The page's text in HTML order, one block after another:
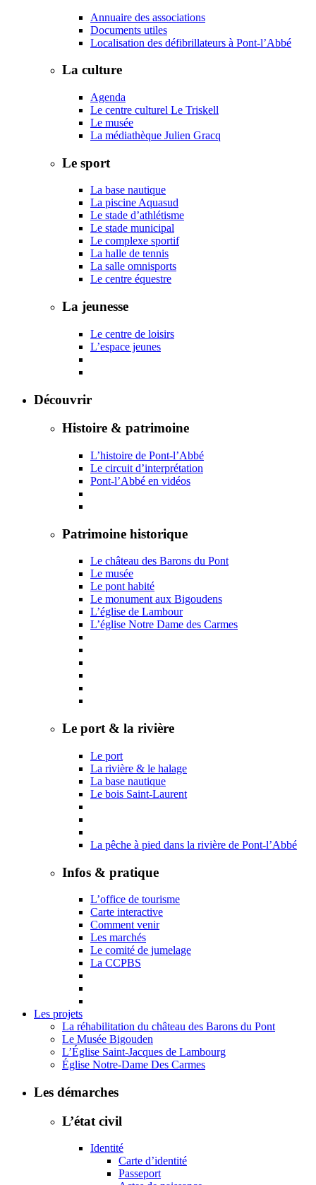
Annuaire des associations
Documents utiles
Localisation des défibrillateurs à Pont-l’Abbé
La culture
Agenda
Le centre culturel Le Triskell
Le musée
La médiathèque Julien Gracq
Le sport
La base nautique
La piscine Aquasud
Le stade d’athlétisme
Le stade municipal
Le complexe sportif
La halle de tennis
La salle omnisports
Le centre équestre
La jeunesse
Le centre de loisirs
L’espace jeunes
Découvrir
Histoire & patrimoine
L’histoire de Pont-l’Abbé
Le circuit d’interprétation
Pont-l’Abbé en vidéos
Patrimoine historique
Le château des Barons du Pont
Le musée
Le pont habité
Le monument aux Bigoudens
L’église de Lambour
L’église Notre Dame des Carmes
Le port & la rivière
Le port
La rivière & le halage
La base nautique
Le bois Saint-Laurent
La pêche à pied dans la rivière de Pont-l’Abbé
Infos & pratique
L’office de tourisme
Carte interactive
Comment venir
Les marchés
Le comité de jumelage
La CCPBS
Les projets
La réhabilitation du château des Barons du Pont
Le Musée Bigouden
L’Église Saint-Jacques de Lambourg
Église Notre-Dame Des Carmes
Les démarches
L’état civil
Identité
Carte d’identité
Passeport